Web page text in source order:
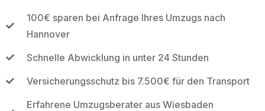
100€ sparen bei Anfrage Ihres Umzugs nach
Hannover
Schnelle Abwicklung in unter 24 Stunden
Versicherungsschutz bis 7.500€ für den Transport
Erfahrene Umzugsberater aus Wiesbaden